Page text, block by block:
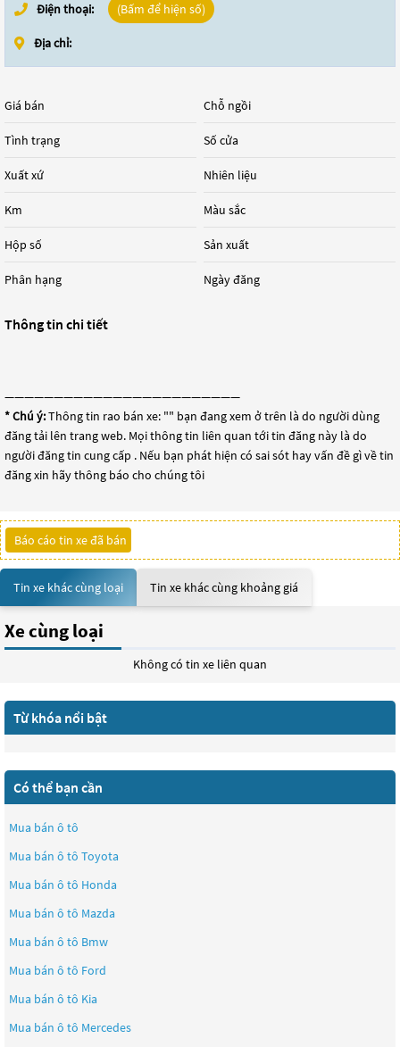
Điện thoại: (Bấm để hiện số)
Địa chỉ:
Giá bán
Tình trạng
Xuất xứ
Km
Hộp số
Phân hạng
Chỗ ngồi
Số cửa
Nhiên liệu
Màu sắc
Sản xuất
Ngày đăng
Thông tin chi tiết
————————————————————————
* Chú ý:Thông tin rao bán xe: "" bạn đang xem ở trên là do người dùng
đăng tải lên trang web. Mọi thông tin liên quan tới tin đăng này là do
người đăng tin cung cấp . Nếu bạn phát hiện có sai sót hay vấn đề gì về tin
đăng xin hãy thông báo cho chúng tôi
Báo cáo tin xe đã bán
Tin xe khác cùng loại Tin xe khác cùng khoảng giá
Xe cùng loại
Không có tin xe liên quan
Từ khóa nổi bật
Có thể bạn cần
Mua bán ô tô
Mua bán ô tô Toyota
Mua bán ô tô Honda
Mua bán ô tô Mazda
Mua bán ô tô Bmw
Mua bán ô tô Ford
Mua bán ô tô Kia
Mua bán ô tô Mercedes